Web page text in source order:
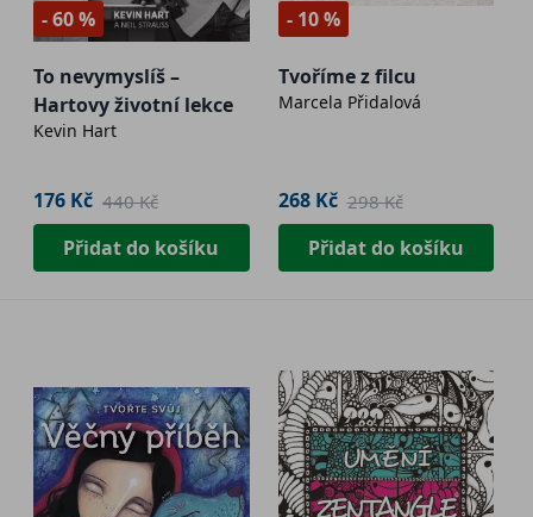
- 60 %
To nevymyslíš –
Hartovy životní lekce
Kevin Hart
176 Kč 440 Kč
Přidat do košíku
- 10 %
Tvoříme z filcu
Marcela Přidalová
268 Kč 298 Kč
Přidat do košíku